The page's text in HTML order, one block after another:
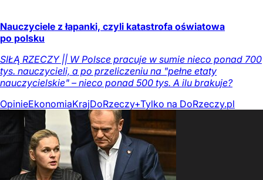
Nauczyciele z łapanki, czyli katastrofa oświatowa
po polsku
SIŁĄ RZECZY || W Polsce pracuje w sumie nieco ponad 700
tys. nauczycieli, a po przeliczeniu na "pełne etaty
nauczycielskie" – nieco ponad 500 tys. A ilu brakuje?
OpinieEkonomiaKrajDoRzeczy+Tylko na DoRzeczy.pl